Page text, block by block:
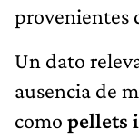
provenientes
Un dato
ausencia de
como pellets